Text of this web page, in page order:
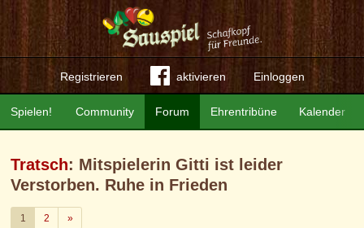
Registrieren aktivieren Einloggen
Community Forum Ehrentribüne Kalender
Spielen!
Tratsch: Mitspielerin Gitti ist leider
Verstorben. Ruhe in Frieden
1 2 »Weiter